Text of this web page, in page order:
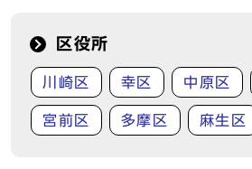
区役所
川崎区 幸区 中原区
宮前区 多摩区 麻生区